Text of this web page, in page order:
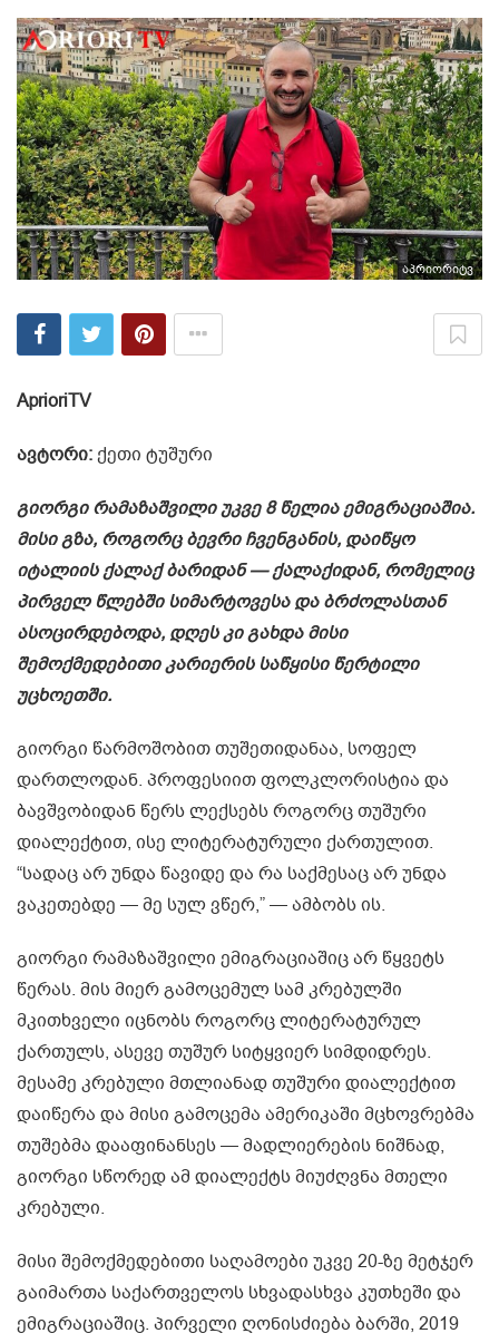
აპრიორიტვ
AprioriTV
ავტორი:ქეთი ტუშური
გიორგი რამაზაშვილი უკვე 8 წელია ემიგრაციაშია.
მისი გზა, როგორც ბევრი ჩვენგანის, დაიწყო
იტალიის ქალაქ ბარიდან — ქალაქიდან, რომელიც
პირველ წლებში სიმარტოვესა და ბრძოლასთან
ასოცირდებოდა, დღეს კი გახდა მისი
შემოქმედებითი კარიერის საწყისი წერტილი
უცხოეთში.
გიორგი წარმოშობით თუშეთიდანაა, სოფელ
დართლოდან. პროფესიით ფოლკლორისტია და
ბავშვობიდან წერს ლექსებს როგორც თუშური
დიალექტით, ისე ლიტერატურული ქართულით.
“სადაც არ უნდა წავიდე და რა საქმესაც არ უნდა
ვაკეთებდე — მე სულ ვწერ,” — ამბობს ის.
გიორგი რამაზაშვილი ემიგრაციაშიც არ წყვეტს
წერას. მის მიერ გამოცემულ სამ კრებულში
მკითხველი იცნობს როგორც ლიტერატურულ
ქართულს, ასევე თუშურ სიტყვიერ სიმდიდრეს.
მესამე კრებული მთლიანად თუშური დიალექტით
დაიწერა და მისი გამოცემა ამერიკაში მცხოვრებმა
თუშებმა დააფინანსეს — მადლიერების ნიშნად,
გიორგი სწორედ ამ დიალექტს მიუძღვნა მთელი
კრებული.
მისი შემოქმედებითი საღამოები უკვე 20-ზე მეტჯერ
გაიმართა საქართველოს სხვადასხვა კუთხეში და
ემიგრაციაშიც. პირველი ღონისძიება ბარში, 2019